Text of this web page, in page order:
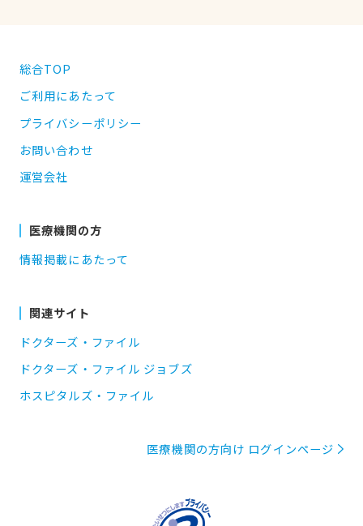
総合TOP
ご利用にあたって
プライバシーポリシー
お問い合わせ
運営会社
医療機関の方
情報掲載にあたって
関連サイト
ドクターズ・ファイル
ドクターズ・ファイル ジョブズ
ホスピタルズ・ファイル
医療機関の方向け ログインページ